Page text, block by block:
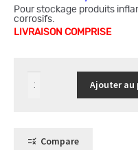
Pour stockage produits
corrosifs.
LIVRAISON COMPRISE
quantité
de
2
Ajouter au
Compare